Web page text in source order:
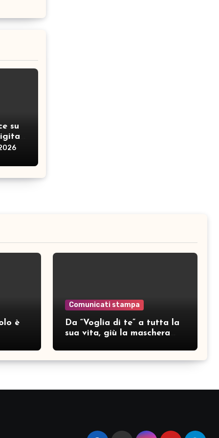
su
è
Comunicati stampa
Da “Voglia di te” a tutta la
sua vita, giù la maschera